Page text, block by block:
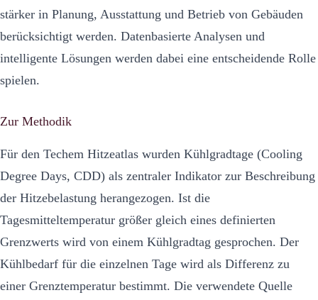
stärker in Planung, Ausstattung und Betrieb von Gebäuden
berücksichtigt werden. Datenbasierte Analysen und
intelligente Lösungen werden dabei eine entscheidende Rolle
spielen.
Zur Methodik
Für den Techem Hitzeatlas wurden Kühlgradtage (Cooling
Degree Days, CDD) als zentraler Indikator zur Beschreibung
der Hitzebelastung herangezogen. Ist die
Tagesmitteltemperatur größer gleich eines definierten
Grenzwerts wird von einem Kühlgradtag gesprochen. Der
Kühlbedarf für die einzelnen Tage wird als Differenz zu
einer Grenztemperatur bestimmt. Die verwendete Quelle